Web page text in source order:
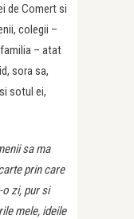
de Comert si
colegii –
– atat
sora sa,
sotul ei,
sa ma
prin care
zi, pur si
mele, ideile